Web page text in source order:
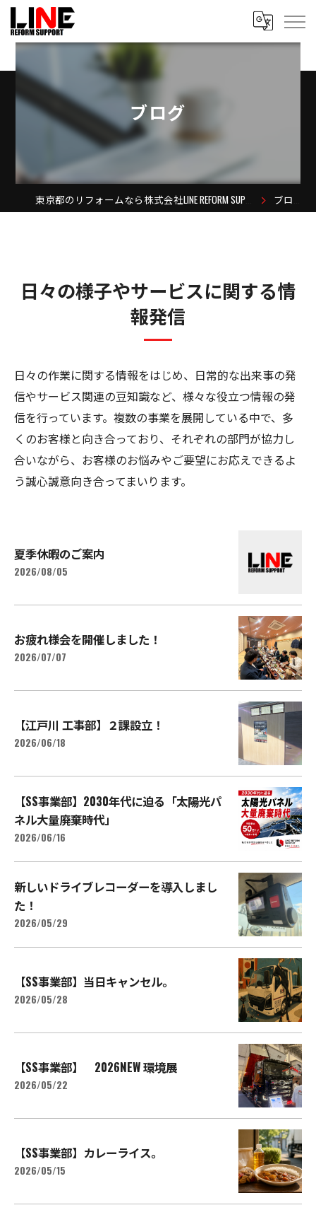
ブログ
ブログ
日々の様子やサービスに関する情
報発信
日々の作業に関する情報をはじめ、日常的な出来事の発
信やサービス関連の豆知識など、様々な役立つ情報の発
信を行っています。複数の事業を展開している中で、多
くのお客様と向き合っており、それぞれの部門が協力し
合いながら、お客様のお悩みやご要望にお応えできるよ
う誠心誠意向き合ってまいります。
夏季休暇のご案内
2026/08/05
お疲れ様会を開催しました！
2026/07/07
【江戸川 工事部】２課設立！
2026/06/18
【SS事業部】2030年代に迫る「太陽光パ
ネル大量廃棄時代」
2026/06/16
新しいドライブレコーダーを導入しまし
た！
2026/05/29
【SS事業部】当日キャンセル。
2026/05/28
【SS事業部】 2026NEW 環境展
2026/05/22
【SS事業部】カレーライス。
2026/05/15